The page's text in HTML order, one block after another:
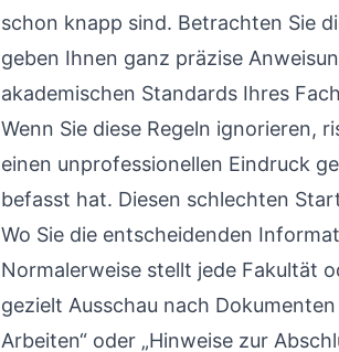
schon knapp sind. Betrachten Sie
geben Ihnen ganz präzise
akademischen Standards Ihres
Wenn Sie diese Regeln ignorieren,
einen unprofessionellen Eindruck
befasst hat. Diesen schlechten
Wo Sie die entscheidenden
Normalerweise stellt jede Fakultät
gezielt Ausschau nach
Arbeiten“ oder „Hinweise zur